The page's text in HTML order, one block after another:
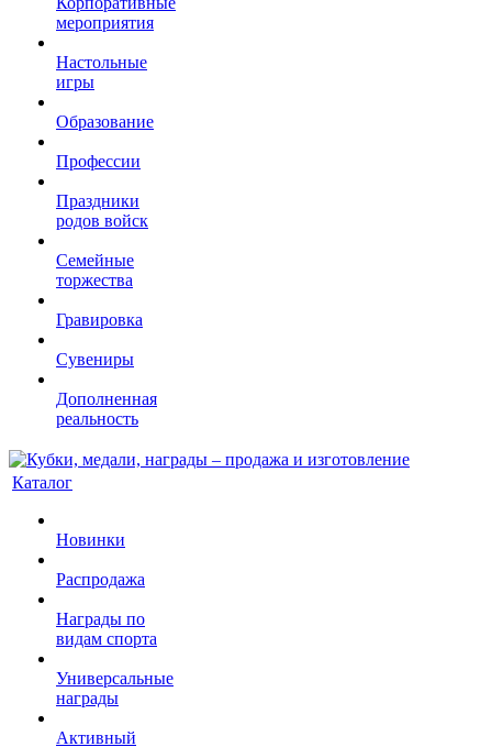
мероприятия
Настольные
игры
Образование
Профессии
Праздники
родов войск
Семейные
торжества
Гравировка
Сувениры
Дополненная
реальность
Каталог
Новинки
Распродажа
Награды по
видам спорта
Универсальные
награды
Активный